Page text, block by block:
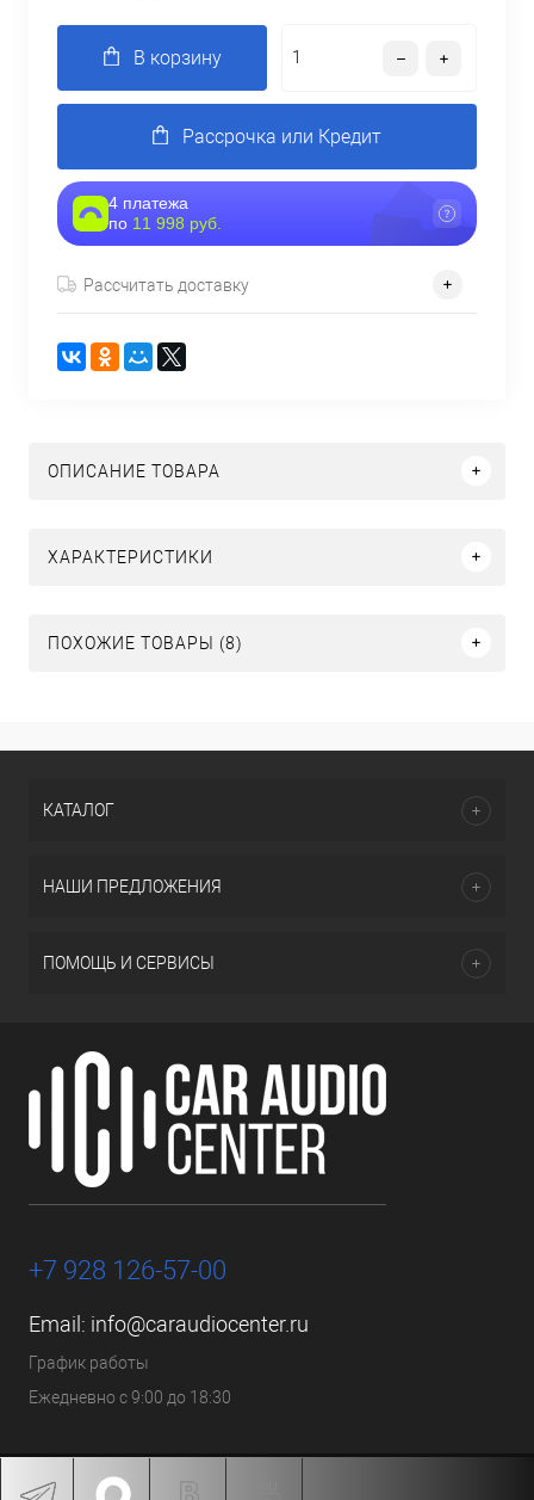
В корзину
Рассрочка или Кредит
4 платежа
по 11 998 руб.
Рассчитать доставку
ОПИСАНИЕ ТОВАРА
ХАРАКТЕРИСТИКИ
ПОХОЖИЕ ТОВАРЫ (8)
КАТАЛОГ
НАШИ ПРЕДЛОЖЕНИЯ
ПОМОЩЬ И СЕРВИСЫ
+7 928 126-57-00
Email: info@caraudiocenter.ru
График работы
Ежедневно с 9:00 до 18:30